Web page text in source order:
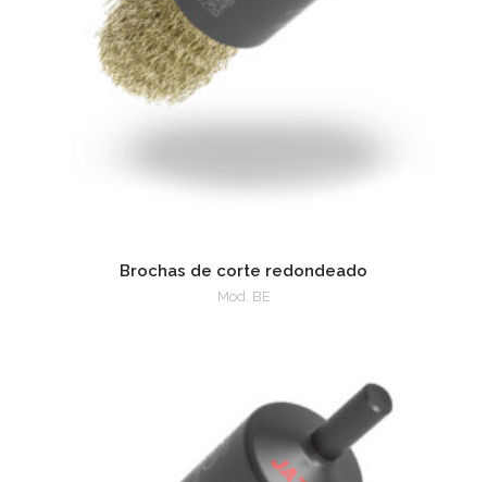
Brochas de corte redondeado
Mod. BE